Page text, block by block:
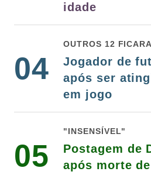
idade
04
OUTROS 12
Jogador de
após ser
em jogo
05
"INSENSÍVEL"
Postagem de
após morte